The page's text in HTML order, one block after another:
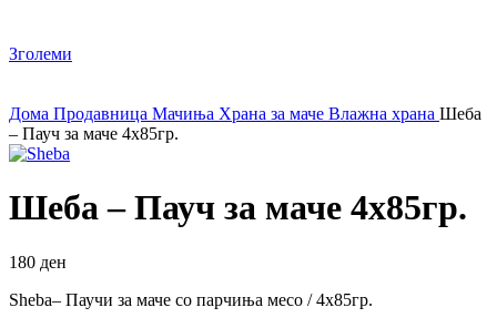
Зголеми
Дома Продавница Мачиња Храна за маче Влажна храна Шеба
– Пауч за маче 4х85гр.
Шеба – Пауч за маче 4х85гр.
180 ден
Sheba– Паучи за маче со парчиња месо / 4х85гр.